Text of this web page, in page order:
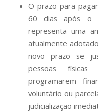
O prazo para
60 dias após o
representa uma
atualmente
novo prazo se
pessoas
programarem
voluntário ou
judicialização